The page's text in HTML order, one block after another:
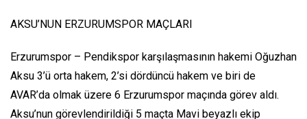
AKSU’NUN ERZURUMSPOR MAÇLARI
Erzurumspor – Pendikspor karşılaşmasının hakemi Oğuzhan
Aksu 3’ü orta hakem, 2’si dördüncü hakem ve biri de
AVAR’da olmak üzere 6 Erzurumspor maçında görev aldı.
Aksu’nun görevlendirildiği 5 maçta Mavi beyazlı ekip